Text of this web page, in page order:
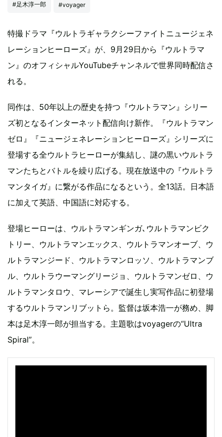
#足木淳一郎 #voyager
特撮ドラマ『ウルトラギャラクシーファイトニュージェネ
レーションヒーローズ』が、9月29日から『ウルトラマ
ン』のオフィシャルYouTubeチャンネルで世界同時配信さ
れる。
同作は、50年以上の歴史を持つ『ウルトラマン』シリー
ズ初となるインターネット配信向け新作。『ウルトラマン
ゼロ』『ニュージェネレーションヒーローズ』シリーズに
登場する全ウルトラヒーローが集結し、謎の黒いウルトラ
マンたちとバトルを繰り広げる。現在放送中の『ウルトラ
マンタイガ』に繋がる作品になるという。全13話。日本語
に加えて英語、中国語に対応する。
登場ヒーローは、ウルトラマンギンガ､ウルトラマンビク
トリー、ウルトラマンエックス、ウルトラマンオーブ、ウ
ルトラマンジード、ウルトラマンロッソ、ウルトラマンブ
ル、ウルトラウーマングリージョ、ウルトラマンゼロ、ウ
ルトラマンタロウ、マレーシアで誕生し実写作品に初登場
するウルトラマンリブットら。監督は坂本浩一が務め、脚
本は足木淳一郎が担当する。主題歌はvoyagerの“Ultra
Spiral”。